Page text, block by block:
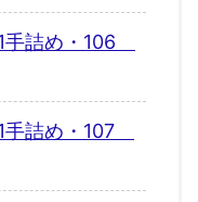
手詰め・106
詰め・107